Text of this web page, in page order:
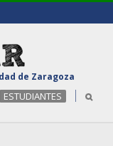
de Zaragoza
ESTUDIANTES